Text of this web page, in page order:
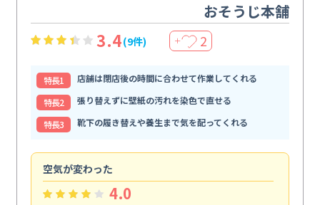
おそうじ本舗
3.4(9件) ＋ 2
特⻑1
店舗は閉店後の時間に合わせて作業してくれる
特⻑2
張り替えずに壁紙の汚れを染色で直せる
特⻑3
靴下の履き替えや養生まで気を配ってくれる
空気が変わった
4.0